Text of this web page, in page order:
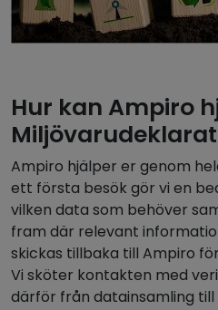
Hur kan Ampiro
Ampiro hjälper er genom
ett första besök gör vi en
vilken data som behöver
fram där relevant
skickas tillbaka till Ampiro
Vi sköter kontakten med
därför från datainsamling till